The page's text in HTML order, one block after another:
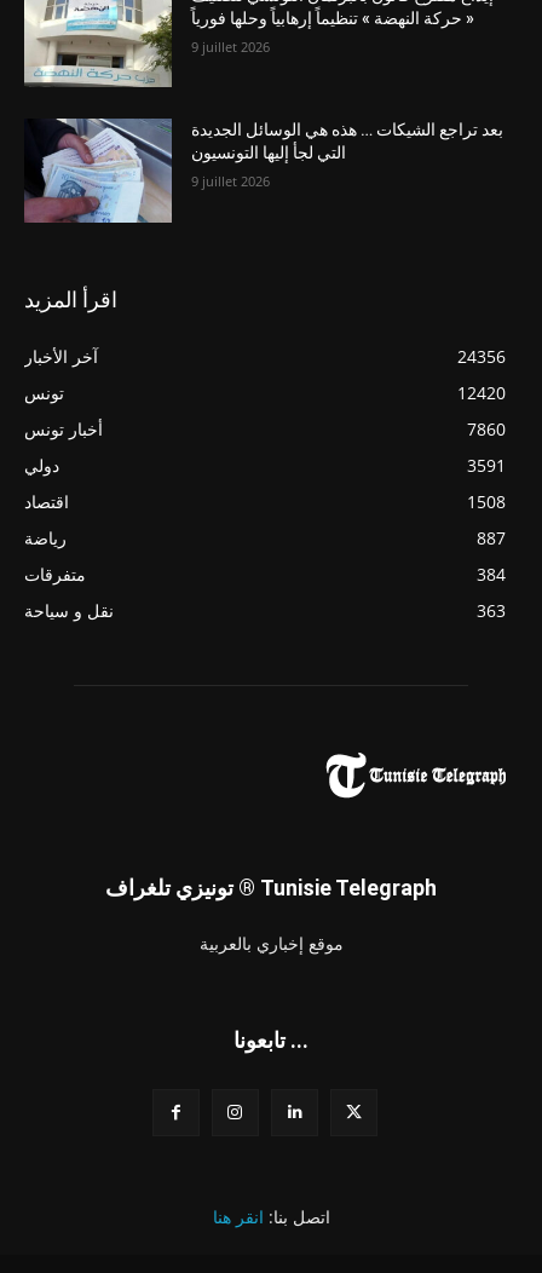
« حركة النهضة » تنظيماً إرهابياً وحلها فورياً
9 juillet 2026
بعد تراجع الشيكات … هذه هي الوسائل الجديدة
التي لجأ إليها التونسيون
9 juillet 2026
اقرأ المزيد
آخر الأخبار
24356
تونس
12420
أخبار تونس
7860
دولي
3591
اقتصاد
1508
رياضة
887
متفرقات
384
نقل و سياحة
363
تونيزي تلغراف ® Tunisie Telegraph
موقع إخباري بالعربية
تابعونا ...
اتصل بنا: انقر هنا